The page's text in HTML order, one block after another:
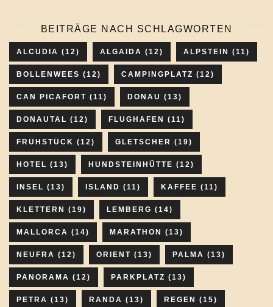
BEITRÄGE NACH SCHLAGWORTEN
ALCUDIA (12) ALGAIDA (12) ALPSTEIN (11)
BOLLENWEES (12) CAMPINGPLATZ (12)
CAN PICAFORT (11) DONAU (13)
DONAUTAL (12) FLUGHAFEN (11)
FRÜHSTÜCK (12) GLETSCHER (19)
HOTEL (13) HUNDSTEINHÜTTE (12)
INSEL (13) ISLAND (11) KAFFEE (11)
KLETTERN (19) LEMBERG (14)
MALLORCA (14) MARATHON (13)
NEUFRA (12) ORIENT (13) PALMA (13)
PANORAMA (12) PARKPLATZ (13)
PETRA (13) RANDA (13) REGEN (15)